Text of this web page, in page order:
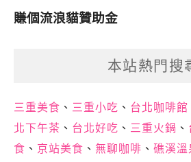
賺個流浪貓贊助金
本站熱門搜
三重美食 、 三重小吃 、 台北咖啡館
北下午茶 、 台北好吃 、 三重火鍋 、
食 、 京站美食 、 無聊咖啡 、 礁溪溫